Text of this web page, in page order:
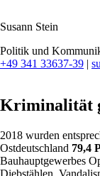
Susann Stein
Politik und
+49 341 33637-39 |
Kriminalität
2018 wurden
Ostdeutschland 79,4
Bauhauptgewerbes
Diebstählen,